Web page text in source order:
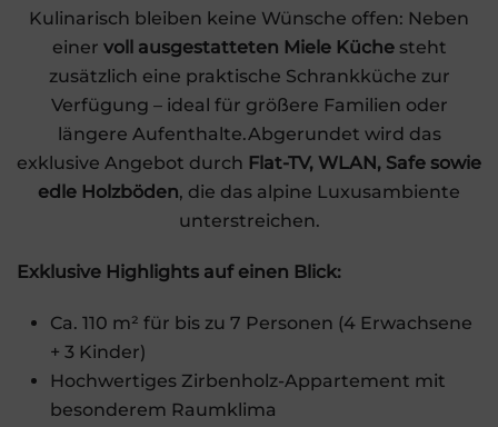
Kulinarisch bleiben keine Wünsche offen: Neben
einer voll ausgestatteten Miele Küche steht
zusätzlich eine praktische Schrankküche zur
Verfügung – ideal für größere Familien oder
längere Aufenthalte.Abgerundet wird das
exklusive Angebot durch Flat-TV, WLAN, Safe sowie
edle Holzböden, die das alpine Luxusambiente
unterstreichen.
Exklusive Highlights auf einen Blick:
Ca. 110 m² für bis zu 7 Personen (4 Erwachsene
+ 3 Kinder)
Hochwertiges Zirbenholz-Appartement mit
besonderem Raumklima